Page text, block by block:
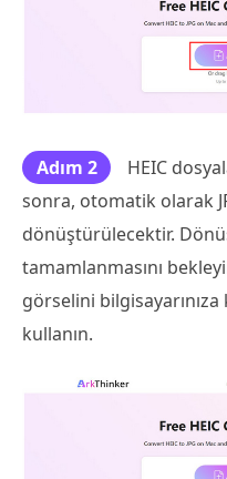
Adım 2
HEIC
sonra, otomatik olarak
dönüştürülecektir.
tamamlanmasını
görselini
kullanın.